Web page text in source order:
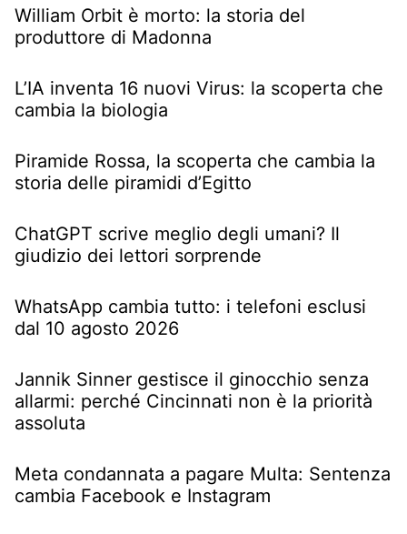
William Orbit è morto: la storia del
produttore di Madonna
L’IA inventa 16 nuovi Virus: la scoperta che
cambia la biologia
Piramide Rossa, la scoperta che cambia la
storia delle piramidi d’Egitto
ChatGPT scrive meglio degli umani? Il
giudizio dei lettori sorprende
WhatsApp cambia tutto: i telefoni esclusi
dal 10 agosto 2026
Jannik Sinner gestisce il ginocchio senza
allarmi: perché Cincinnati non è la priorità
assoluta
Meta condannata a pagare Multa: Sentenza
cambia Facebook e Instagram